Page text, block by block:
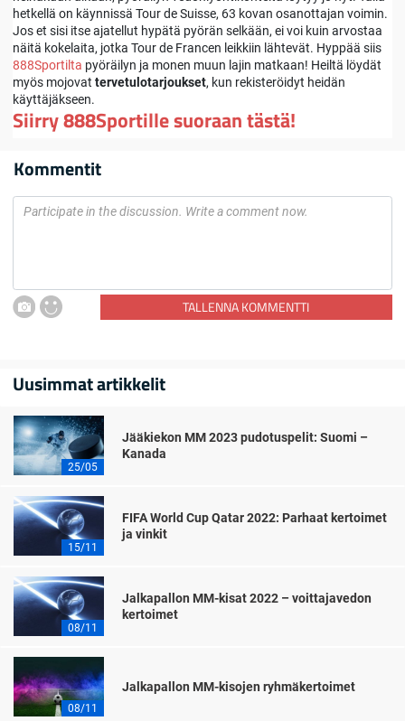
hetkellä on käynnissä Tour de Suisse, 63 kovan osanottajan voimin.
Jos et sisi itse ajatellut hypätä pyörän selkään, ei voi kuin arvostaa
näitä kokelaita, jotka Tour de Francen leikkiin lähtevät. Hyppää siis
888Sportilta pyöräilyn ja monen muun lajin matkaan! Heiltä löydät
myös mojovat tervetulotarjoukset, kun rekisteröidyt heidän
käyttäjäkseen.
Siirry 888Sportille suoraan tästä!
Kommentit
TALLENNA KOMMENTTI
Uusimmat artikkelit
25/05
Jääkiekon MM 2023 pudotuspelit: Suomi –
Kanada
15/11
FIFA World Cup Qatar 2022: Parhaat kertoimet
ja vinkit
08/11
Jalkapallon MM-kisat 2022 – voittajavedon
kertoimet
08/11
Jalkapallon MM-kisojen ryhmäkertoimet